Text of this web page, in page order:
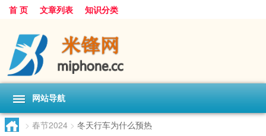
首 页 文章列表 知识分类
网站导航
> 春节2024 > 冬天行车为什么预热